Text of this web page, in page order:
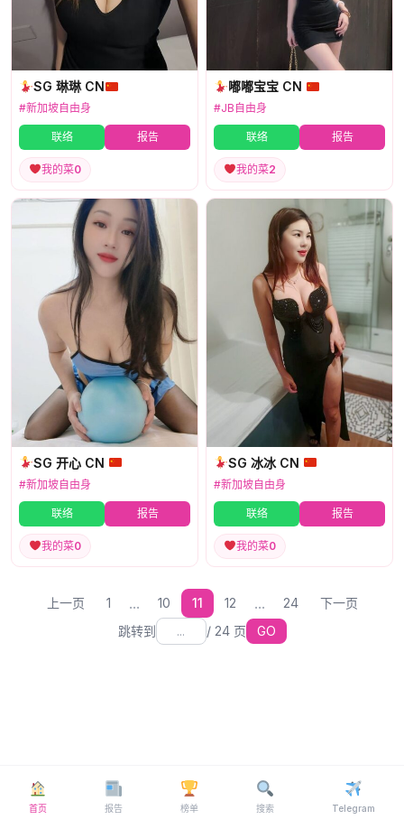
SG 琳琳 CN
#新加坡自由身
联络 报告
我的菜0
嘟嘟宝宝 CN
#JB自由身
联络 报告
我的菜2
SG 开心 CN
#新加坡自由身
联络 报告
我的菜0
SG 冰冰 CN
#新加坡自由身
联络 报告
我的菜0
上一页 1 ... 10 11 12 ... 24
下一页
跳转到
/ 24页 GO
首页 报告 榜单 搜索 Telegram